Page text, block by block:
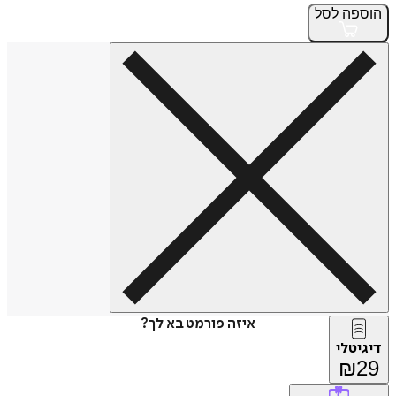
הוספה לסל
איזה פורמט בא לך?
דיגיטלי
₪29